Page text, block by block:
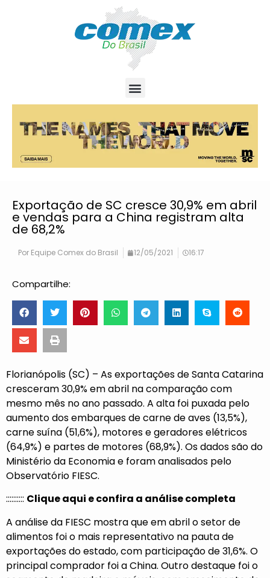
Exportação de SC cresce 30,9% em abril
e vendas para a China registram alta
de 68,2%
Por Equipe Comex do Brasil 12/05/2021 16:17
Compartilhe:
Florianópolis (SC) – As exportações de Santa Catarina
cresceram 30,9% em abril na comparação com
mesmo mês no ano passado. A alta foi puxada pelo
aumento dos embarques de carne de aves (13,5%),
carne suína (51,6%), motores e geradores elétricos
(64,9%) e partes de motores (68,9%). Os dados são do
Ministério da Economia e foram analisados pelo
Observatório FIESC.
:::::::::: Clique aqui e confira a análise completa
A análise da FIESC mostra que em abril o setor de
alimentos foi o mais representativo na pauta de
exportações do estado, com participação de 31,6%. O
principal comprador foi a China. Outro destaque foi o